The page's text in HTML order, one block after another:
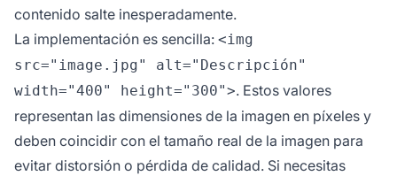
contenido salte inesperadamente.
La implementación es sencilla: <img
src="image.jpg" alt="Descripción"
width="400" height="300">. Estos valores
representan las dimensiones de la imagen en píxeles y
deben coincidir con el tamaño real de la imagen para
evitar distorsión o pérdida de calidad. Si necesitas